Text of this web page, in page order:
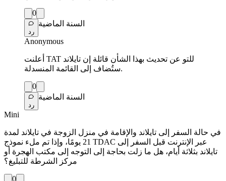
0
رد
السنة الماضية
Anonymous
أعلنت TAT للتو عن تحديث بهذا الشأن قائلة إن تايلاند
ستُضاف إلى القائمة المنسدلة.
0
رد
السنة الماضية
Mini
في حالة السفر إلى تايلاند والإقامة في منزل الزوجة في تايلاند لمدة
21 يومًا، وإذا تم ملء نموذج TDAC عبر الإنترنت قبل السفر إلى
تايلاند بثلاثة أيام، هل ما زلت بحاجة إلى التوجه إلى مكتب الهجرة أو
مركز الشرطة للتبليغ؟
0